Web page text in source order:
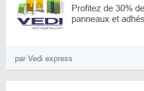
Profitez de 30%
panneaux et
par Vedi express